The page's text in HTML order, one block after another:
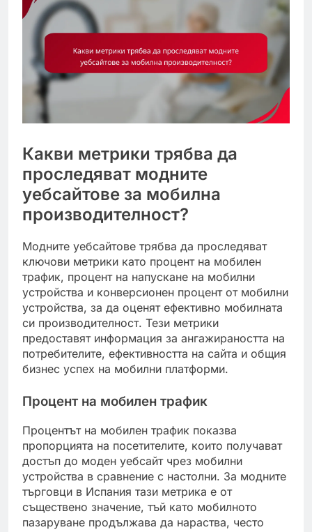
Какви метрики трябва да
проследяват модните
уебсайтове за мобилна
производителност?
Модните уебсайтове трябва да проследяват
ключови метрики като процент на мобилен
трафик, процент на напускане на мобилни
устройства и конверсионен процент от мобилни
устройства, за да оценят ефективно мобилната
си производителност. Тези метрики
предоставят информация за ангажираността на
потребителите, ефективността на сайта и общия
бизнес успех на мобилни платформи.
Процент на мобилен трафик
Процентът на мобилен трафик показва
пропорцията на посетителите, които получават
достъп до моден уебсайт чрез мобилни
устройства в сравнение с настолни. За модните
търговци в Испания тази метрика е от
съществено значение, тъй като мобилното
пазаруване продължава да нараства, често